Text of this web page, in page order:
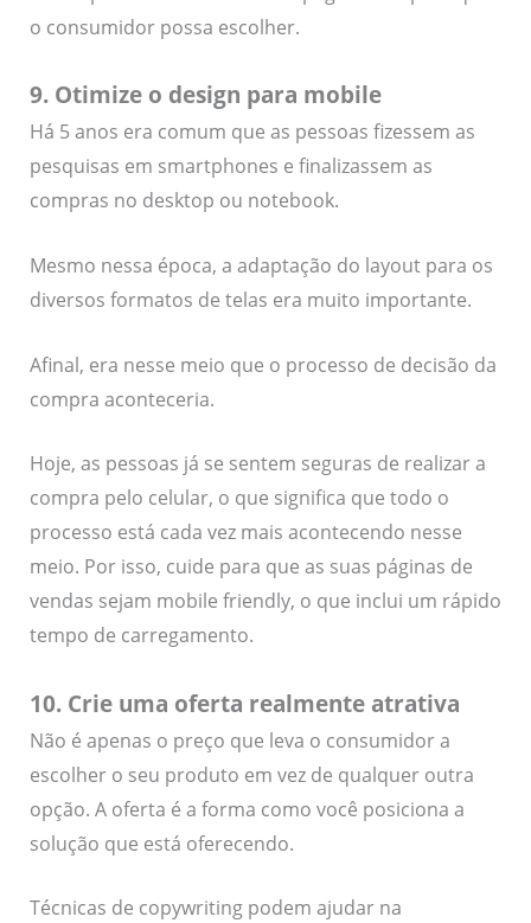
o consumidor possa escolher.
9. Otimize o design para mobile
Há 5 anos era comum que as pessoas fizessem as
pesquisas em smartphones e finalizassem as
compras no desktop ou notebook.
Mesmo nessa época, a adaptação do layout para os
diversos formatos de telas era muito importante.
Afinal, era nesse meio que o processo de decisão da
compra aconteceria.
Hoje, as pessoas já se sentem seguras de realizar a
compra pelo celular, o que significa que todo o
processo está cada vez mais acontecendo nesse
meio. Por isso, cuide para que as suas páginas de
vendas sejam mobile friendly, o que inclui um rápido
tempo de carregamento.
10. Crie uma oferta realmente atrativa
Não é apenas o preço que leva o consumidor a
escolher o seu produto em vez de qualquer outra
opção. A oferta é a forma como você posiciona a
solução que está oferecendo.
Técnicas de copywriting podem ajudar na